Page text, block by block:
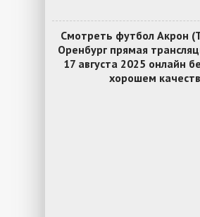
Смотреть футбол Акрон
Оренбург прямая
17 августа 2025 онлайн
хорошем